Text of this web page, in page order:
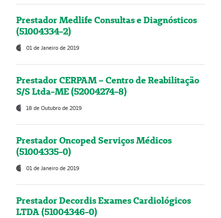
Prestador Medlife Consultas e Diagnósticos
(51004334-2)
01 de Janeiro de 2019
Prestador CERPAM – Centro de Reabilitação
S/S Ltda-ME (52004274-8)
18 de Outubro de 2019
Prestador Oncoped Serviços Médicos
(51004335-0)
01 de Janeiro de 2019
Prestador Decordis Exames Cardiológicos
LTDA (51004346-0)